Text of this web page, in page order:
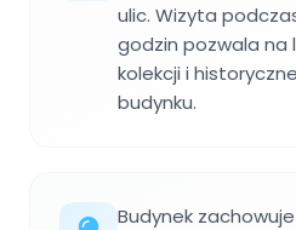
ulic. Wizyta
godzin pozwala na
kolekcji i
budynku.
Budynek